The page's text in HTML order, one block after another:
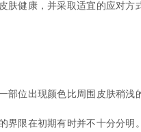
肤健康，并采取适宜的应对方
位出现颜色比周围皮肤稍浅
界限在初期有时并不十分分明